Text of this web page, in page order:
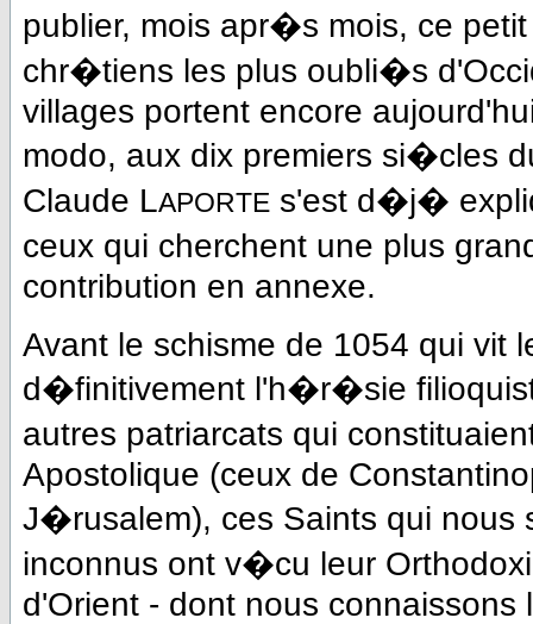
publier, mois apr�s mois, ce
chr�tiens les plus oubli�s
villages portent encore
modo, aux dix premiers si�cles
Claude LAPORTE s'est d�j�
ceux qui cherchent une plus
contribution en annexe.
Avant le schisme de 1054 qui vit
d�finitivement l'h�r�sie
autres patriarcats qui
Apostolique (ceux de
J�rusalem), ces Saints qui nous
inconnus ont v�cu leur
d'Orient - dont nous